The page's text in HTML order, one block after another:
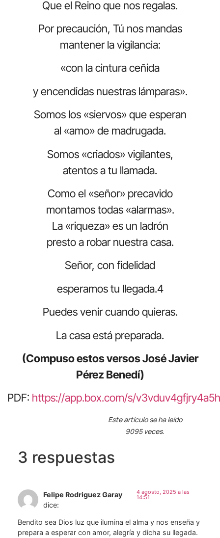
Que el Reino que nos regalas.
Por precaución, Tú nos mandas
mantener la vigilancia:
«con la cintura ceñida
y encendidas nuestras lámparas».
Somos los «siervos» que esperan
al «amo» de madrugada.
Somos «criados» vigilantes,
atentos a tu llamada.
Como el «señor» precavido
montamos todas «alarmas».
La «riqueza» es un ladrón
presto a robar nuestra casa.
Señor, con fidelidad
esperamos tu llegada.4
Puedes venir cuando quieras.
La casa está preparada.
(Compuso estos versos José Javier
Pérez Benedí)
PDF: https://app.box.com/s/
Este artículo se ha leído
9095 veces.
3 respuestas
Felipe Rodriguez Garay
dice:
4 agosto, 2025 a las
14:51
Bendito sea Dios luz que ilumina el alma y nos enseña y
prepara a esperar con amor, alegría y dicha su llegada.